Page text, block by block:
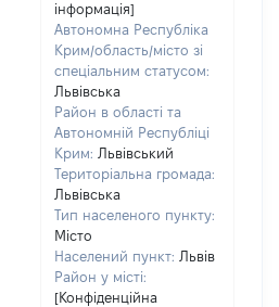
інформація]
Автономна Республіка
Крим/область/місто зі
спеціальним статусом:
Львівська
Район в області та
Автономній Республіці
Крим: Львівський
Територіальна громада:
Львівська
Тип населеного пункту:
Місто
Населений пункт: Львів
Район у місті:
[Конфіденційна